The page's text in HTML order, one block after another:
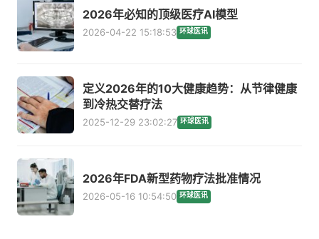
2026年必知的顶级医疗AI模型
2026-04-22 15:18:53 环球医讯
定义2026年的10大健康趋势：从节律健康
到冷热交替疗法
2025-12-29 23:02:27 环球医讯
2026年FDA新型药物疗法批准情况
2026-05-16 10:54:50 环球医讯